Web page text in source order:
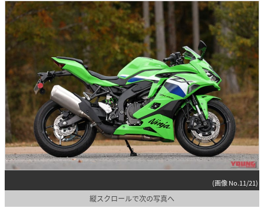
(画像 No.11/21)
縦スクロールで次の写真へ